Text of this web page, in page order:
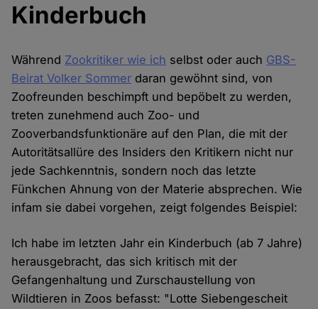
Kinderbuch
Während Zookritiker wie ich selbst oder auch GBS-
Beirat Volker Sommer daran gewöhnt sind, von
Zoofreunden beschimpft und bepöbelt zu werden,
treten zunehmend auch Zoo- und
Zooverbandsfunktionäre auf den Plan, die mit der
Autoritätsallüre des Insiders den Kritikern nicht nur
jede Sachkenntnis, sondern noch das letzte
Fünkchen Ahnung von der Materie absprechen. Wie
infam sie dabei vorgehen, zeigt folgendes Beispiel:
Ich habe im letzten Jahr ein Kinderbuch (ab 7 Jahre)
herausgebracht, das sich kritisch mit der
Gefangenhaltung und Zurschaustellung von
Wildtieren in Zoos befasst: "Lotte Siebengescheit